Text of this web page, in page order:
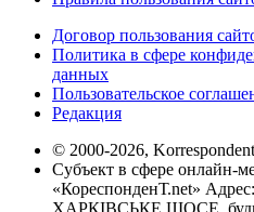
Договор пользования
Политика в сфере
данных
Пользовательское
Редакция
© 2000-2026,
Субъект в сфере онлайн-
«КореспонденТ.net»
ХАРКІВСЬКЕ ШОСЕ,